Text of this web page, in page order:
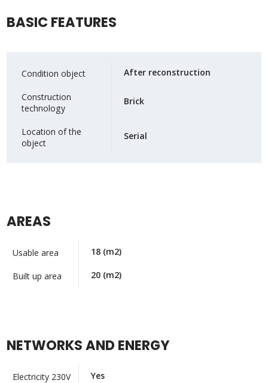
BASIC FEATURES
Condition object After reconstruction
Construction
technology
Brick
Location of the
object
Serial
AREAS
Usable area 18 (m2)
Built up area 20 (m2)
NETWORKS AND ENERGY
Electricity 230V Yes